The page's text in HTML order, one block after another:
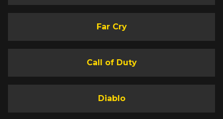
Far Cry
Call of Duty
Diablo